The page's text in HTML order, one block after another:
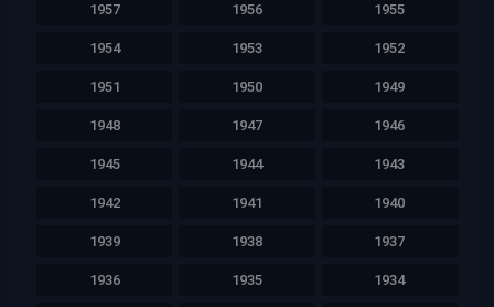
1957 1956 1955
1954 1953 1952
1951 1950 1949
1948 1947 1946
1945 1944 1943
1942 1941 1940
1939 1938 1937
1936 1935 1934